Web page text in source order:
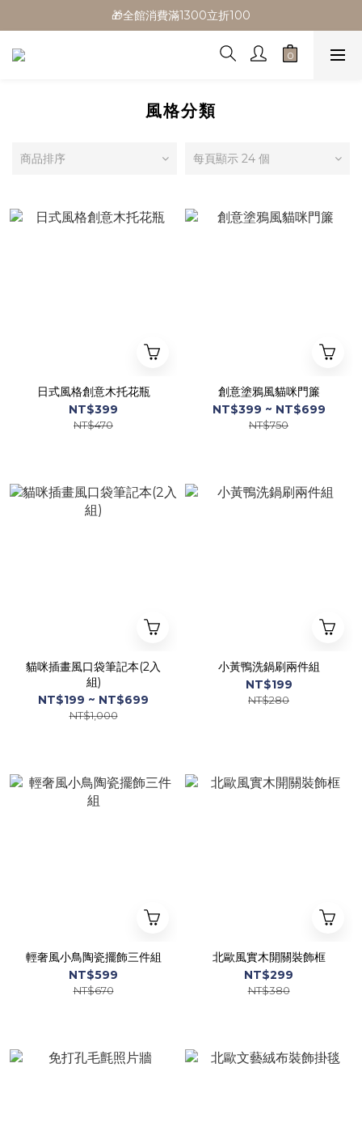
🎁全館消費滿1300立折100
🎁全館消費滿1300立折100
🎉新會員首購/超取免運
🎁全館消費滿1300立折100
風格分類
商品排序 每頁顯示 24 個
日式風格創意木托花瓶
NT$399
NT$470
創意塗鴉風貓咪門簾
NT$399 ~ NT$699
NT$750
貓咪插畫風口袋筆記本(2入
組)
NT$199 ~ NT$699
NT$1,000
小黃鴨洗鍋刷兩件組
NT$199
NT$280
輕奢風小鳥陶瓷擺飾三件組
NT$599
NT$670
北歐風實木開關裝飾框
NT$299
NT$380